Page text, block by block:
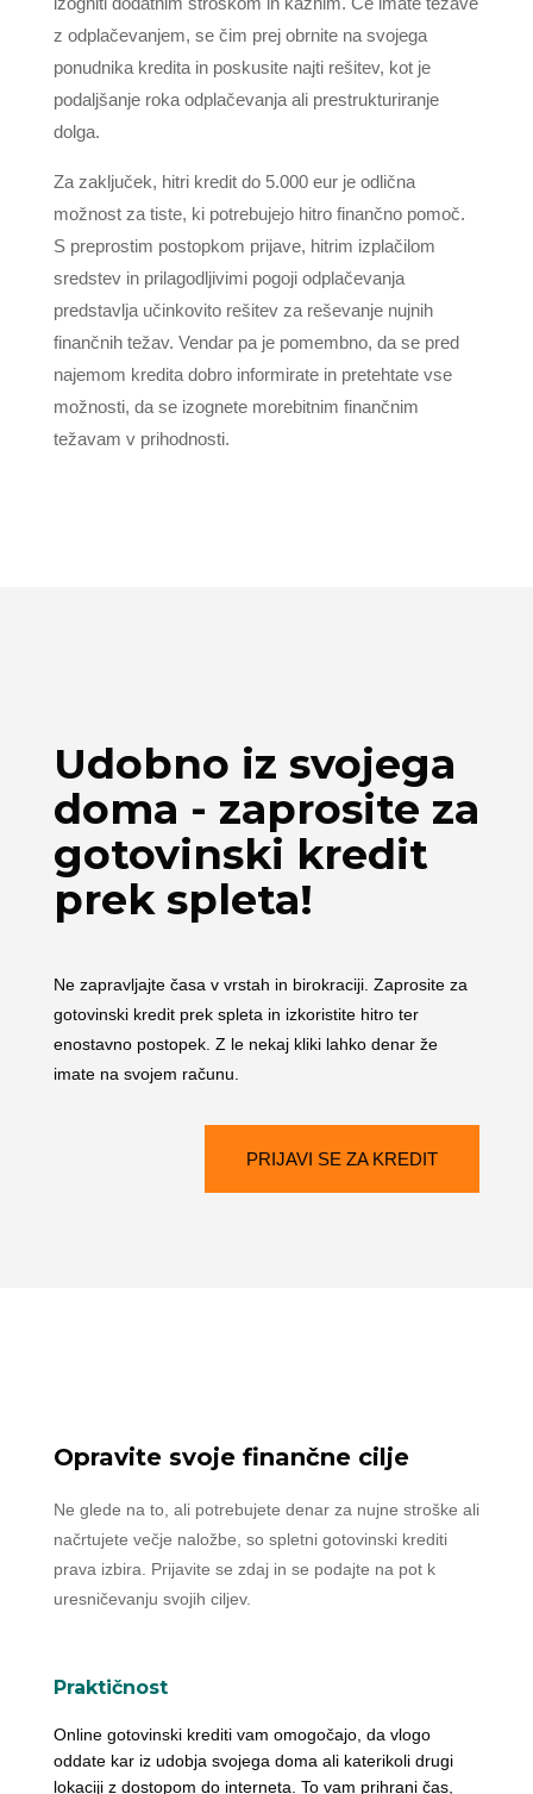
z odplačevanjem, se čim prej obrnite na svojega
ponudnika kredita in poskusite najti rešitev, kot je
podaljšanje roka odplačevanja ali prestrukturiranje
dolga.
Za zaključek, hitri kredit do 5.000 eur je odlična
možnost za tiste, ki potrebujejo hitro finančno pomoč.
S preprostim postopkom prijave, hitrim izplačilom
sredstev in prilagodljivimi pogoji odplačevanja
predstavlja učinkovito rešitev za reševanje nujnih
finančnih težav. Vendar pa je pomembno, da se pred
najemom kredita dobro informirate in pretehtate vse
možnosti, da se izognete morebitnim finančnim
težavam v prihodnosti.
Udobno iz svojega
doma - zaprosite za
gotovinski kredit
prek spleta!
Ne zapravljajte časa v vrstah in birokraciji. Zaprosite za
gotovinski kredit prek spleta in izkoristite hitro ter
enostavno postopek. Z le nekaj kliki lahko denar že
imate na svojem računu.
PRIJAVI SE ZA KREDIT
Opravite svoje finančne cilje
Ne glede na to, ali potrebujete denar za nujne stroške ali
načrtujete večje naložbe, so spletni gotovinski krediti
prava izbira. Prijavite se zdaj in se podajte na pot k
uresničevanju svojih ciljev.
Praktičnost
Online gotovinski krediti vam omogočajo, da vlogo
oddate kar iz udobja svojega doma ali katerikoli drugi
lokaciji z dostopom do interneta. To vam prihrani čas,